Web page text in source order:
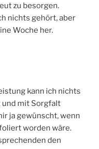
zu besorgen.
nichts gehört, aber
Woche her.
kann ich nichts
und mit Sorgfalt
ja gewünscht, wenn
worden wäre.
den